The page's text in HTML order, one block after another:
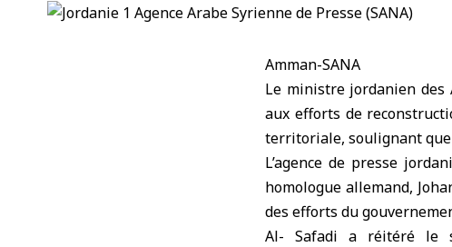
Amman-SANA
Le ministre jordanien des
aux efforts de
territoriale, soulignant
L’agence de presse
homologue allemand,
des efforts du
Al- Safadi a réitéré le